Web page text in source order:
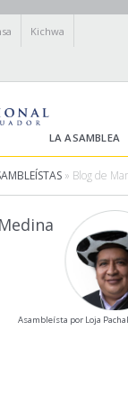
Kichwa
LA ASAMBLEA
» Blog de
Asambleísta por Loja